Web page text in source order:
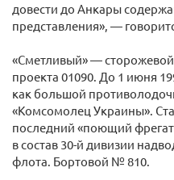
довести до Анкары
представления», —
«Сметливый» —
проекта 01090. До 1 июня
как большой
«Комсомолец Украины».
последний «поющий
в состав 30-й дивизии
флота. Бортовой № 810.